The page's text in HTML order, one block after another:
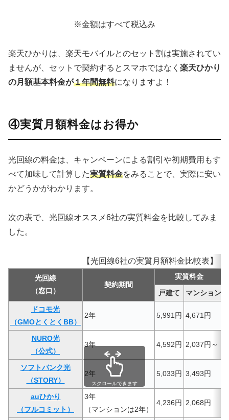
※金額はすべて税込み
楽天ひかりは、楽天モバイルとのセット割は実施されてい
ませんが、セットで契約するとスマホではなく 楽天ひかり
の月額基本料金が１年間無料になりますよ！
④実質月額料金はお得か
光回線の料金は、キャンペーンによる割引や初期費用もす
べて加味して計算した実質料金をみることで、実際に安い
かどうかがわかります。
次の表で、光回線オススメ6社の実質料金を比較してみま
した。
【光回線6社の実質月額料金比較表】
光回線
（窓口）
契約期間
実質料金
戸建て
マンション
ドコモ光
（GMOとくとくBB）
2年 5,991 円 4,671 円
NURO光
（公式）
3年 4,592円 2,037円～
ソフトバンク光
（STORY）
2年 5 ,033円 3,493円
auひかり
（フルコミット）
3年
（マンションは2年）
4,236円 2,068円
スクロールできます